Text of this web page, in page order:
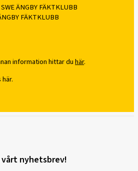
ÄNGBY FÄKTKLUBB
FÄKTKLUBB
information hittar duhär.
vårt nyhetsbrev!